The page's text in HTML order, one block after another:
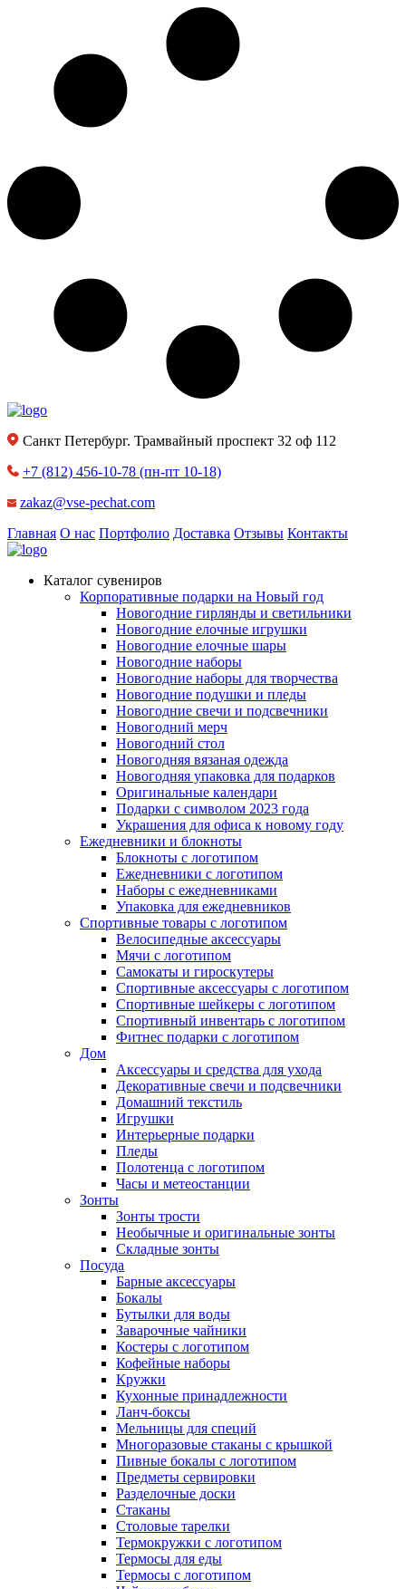
Санкт Петербург. Трамвайный проспект 32 оф 112
+7 (812) 456-10-78 (пн-пт 10-18)
zakaz@vse-pechat.com
Главная О нас Портфолио Доставка Отзывы Контакты
Каталог сувениров
Корпоративные подарки на Новый год
Новогодние гирлянды и светильники
Новогодние елочные игрушки
Новогодние елочные шары
Новогодние наборы
Новогодние наборы для творчества
Новогодние подушки и пледы
Новогодние свечи и подсвечники
Новогодний мерч
Новогодний стол
Новогодняя вязаная одежда
Новогодняя упаковка для подарков
Оригинальные календари
Подарки с символом 2023 года
Украшения для офиса к новому году
Ежедневники и блокноты
Блокноты с логотипом
Ежедневники с логотипом
Наборы с ежедневниками
Упаковка для ежедневников
Спортивные товары с логотипом
Велосипедные аксессуары
Мячи с логотипом
Самокаты и гироскутеры
Спортивные аксессуары с логотипом
Спортивные шейкеры с логотипом
Спортивный инвентарь с логотипом
Фитнес подарки с логотипом
Дом
Аксессуары и средства для ухода
Декоративные свечи и подсвечники
Домашний текстиль
Игрушки
Интерьерные подарки
Пледы
Полотенца с логотипом
Часы и метеостанции
Зонты
Зонты трости
Необычные и оригинальные зонты
Складные зонты
Посуда
Барные аксессуары
Бокалы
Бутылки для воды
Заварочные чайники
Костеры с логотипом
Кофейные наборы
Кружки
Кухонные принадлежности
Ланч-боксы
Мельницы для специй
Многоразовые стаканы с крышкой
Пивные бокалы с логотипом
Предметы сервировки
Разделочные доски
Стаканы
Столовые тарелки
Термокружки с логотипом
Термосы для еды
Термосы с логотипом